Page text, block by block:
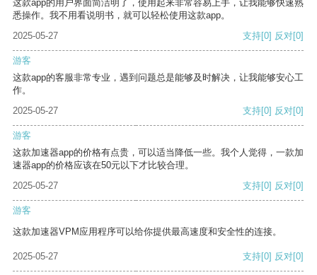
这款app的用户界面简洁明了，使用起来非常容易上手，让我能够快速熟
悉操作。我不用看说明书，就可以轻松使用这款app。
2025-05-27
支持[0] 反对[0]
游客
这款app的客服非常专业，遇到问题总是能够及时解决，让我能够安心工
作。
2025-05-27
支持[0] 反对[0]
游客
这款加速器app的价格有点贵，可以适当降低一些。我个人觉得，一款加
速器app的价格应该在50元以下才比较合理。
2025-05-27
支持[0] 反对[0]
游客
这款加速器VPM应用程序可以给你提供最高速度和安全性的连接。
2025-05-27 支持[0] 反对[0]